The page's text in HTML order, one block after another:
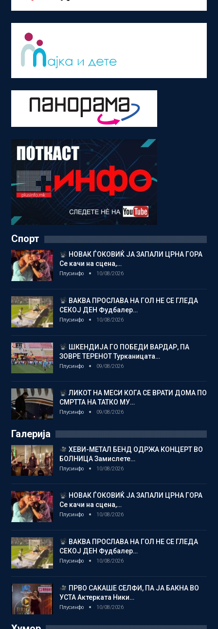
Спорт
НОВАК ЃОКОВИЌ ЈА ЗАПАЛИ ЦРНА ГОРА
Се качи на сцена,…
Плусинфо 10/08/2026
ВАКВА ПРОСЛАВА НА ГОЛ НЕ СЕ ГЛЕДА
СЕКОЈ ДЕН Фудбалер…
Плусинфо 10/08/2026
ШКЕНДИЈА ГО ПОБЕДИ ВАРДАР, ПА
ЗОВРЕ ТЕРЕНОТ Турканицата…
Плусинфо 09/08/2026
ЛИКОТ НА МЕСИ КОГА СЕ ВРАТИ ДОМА ПО
СМРТТА НА ТАТКО МУ…
Плусинфо 09/08/2026
Галерија
ХЕВИ-МЕТАЛ БЕНД ОДРЖА КОНЦЕРТ ВО
БОЛНИЦА Замислете…
Плусинфо 10/08/2026
НОВАК ЃОКОВИЌ ЈА ЗАПАЛИ ЦРНА ГОРА
Се качи на сцена,…
Плусинфо 10/08/2026
ВАКВА ПРОСЛАВА НА ГОЛ НЕ СЕ ГЛЕДА
СЕКОЈ ДЕН Фудбалер…
Плусинфо 10/08/2026
ПРВО САКАШЕ СЕЛФИ, ПА ЈА БАКНА ВО
УСТА Актерката Ники…
Плусинфо 10/08/2026